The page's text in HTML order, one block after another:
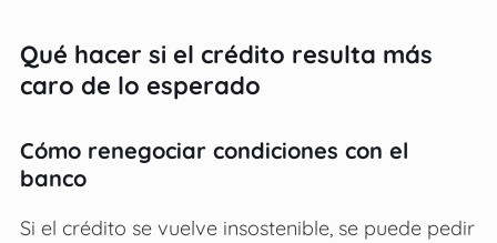
Qué hacer si el crédito resulta más
caro de lo esperado
Cómo renegociar condiciones con el
banco
Si el crédito se vuelve insostenible, se puede pedir